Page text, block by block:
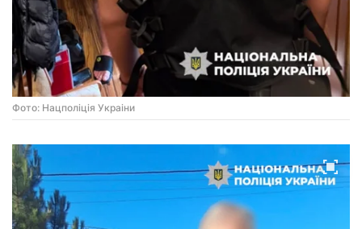
Фото: Нацполiцiя Украiни